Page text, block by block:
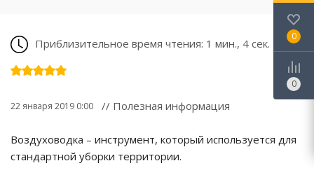
Приблизительное время чтения: 1 мин., 4 сек.
22 января 2019 0:00 // Полезная информация
Воздуховодка – инструмент, который используется для
стандартной уборки территории.
0
0